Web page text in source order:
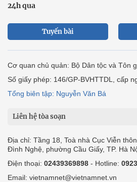
24h qua
Tuyến bài
Cơ quan chủ quản: Bộ Dân tộc và Tôn
Số giấy phép: 146/GP-BVHTTDL, cấp
Tổng biên tập: Nguyễn Văn Bá
Liên hệ tòa soạn
Địa chỉ: Tầng 18, Toà nhà Cục Viễn
Đình Nghệ, phường Cầu Giấy, TP. Hà
Điện thoại: 02439369898 - Hotline:
Email: vietnamnet@vietnamnet.vn